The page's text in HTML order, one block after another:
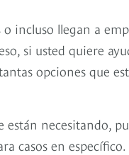
incluso llegan a
si usted quiere
opciones que
necesitando,
casos en específico.